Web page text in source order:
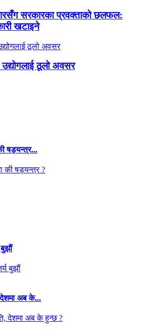
सरकारका प्रवक्ताको छलफल:
खटाइने
उद्योगलाई ठूलो अवसर
षड्यन्त्र...
देशमा अब के...